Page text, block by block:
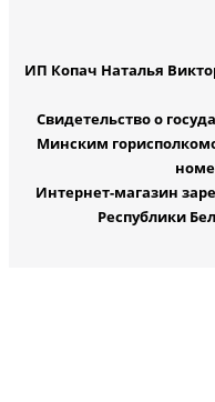
ИП Копач Наталья
Свидетельство о
Минским
Интернет-магазин
Республики